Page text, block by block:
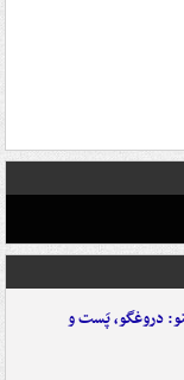
دروغگو، پَست‌ و